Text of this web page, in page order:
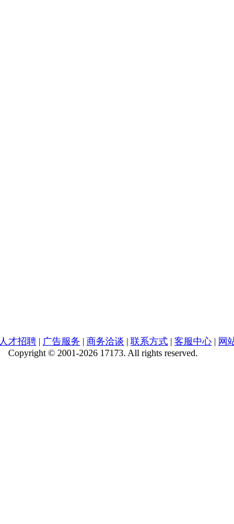
人才招聘 | 广告服务 | 商务洽谈 | 联系方式 | 客服中心 | 网
Copyright © 2001-2026 17173. All rights reserved.